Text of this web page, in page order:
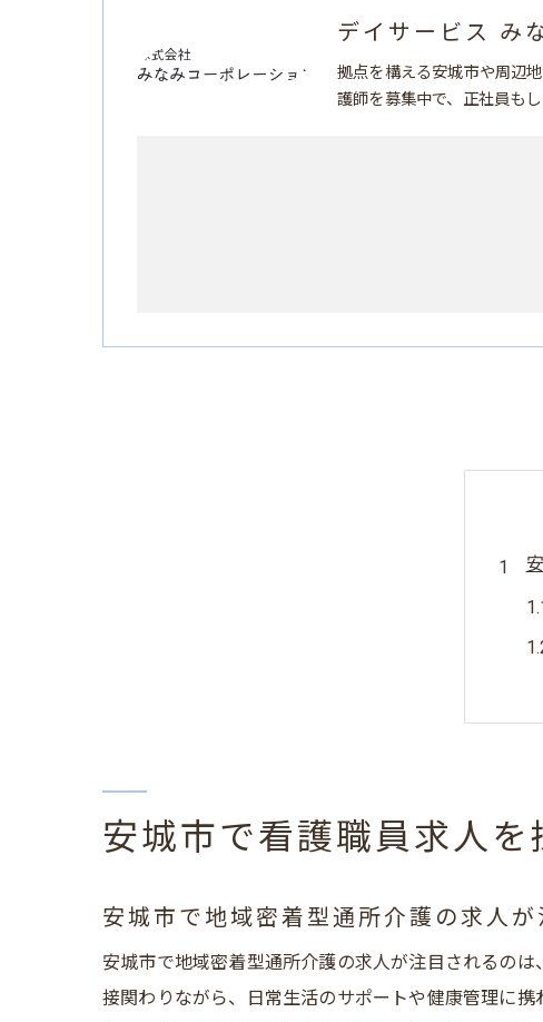
デイサービス み
拠点を構える安城市や周辺
護師を募集中で、正社員も
安城市で看護職員求人
安城市で地域密着型通所介護の求人が
安城市で地域密着型通所介護の求人が注目されるの
接関わりながら、日常生活のサポートや健康管理に